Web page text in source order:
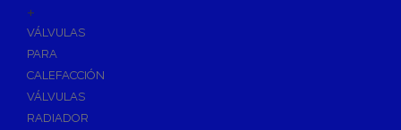
+
VÁLVULAS
PARA
CALEFACCIÓN
VÁLVULAS
RADIADOR